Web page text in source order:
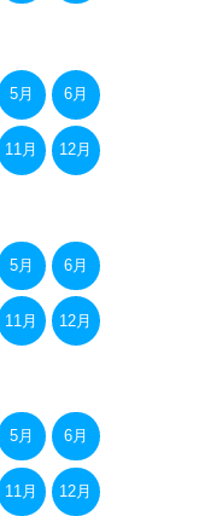
5月 6月
11月 12月
5月 6月
11月 12月
5月 6月
11月 12月